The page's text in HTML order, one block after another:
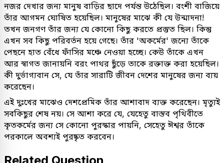
নজর দেখার জন্য মানুষ বাড়ির ছাদে পর্যন্ত উঠেছিল। বংশী বাজিয়ে
তাঁর আগমন ঘোষিত হয়েছিল। মানুষের মাঝে কী যে উন্মাদনা!
তখন জনগণ তাঁর জন্য যে কোনো কিছু করতে প্রস্তুত ছিল। কিন্তু
এখন সব কিছু পরিবর্তন হয়ে গেছে। তাঁর 'অকর্মের' জন্যে তাঁকে
পেছনে হাত বেঁধে ফাঁসির মঞ্চে নেওয়া হচ্ছে। কেউ তাঁকে এখন
আর স্বাগত জানায়নি বরং পাথর ছুঁড়ে তাকে রক্তাক্ত করা হয়েছিল।
কী দুর্ভাগ্যবান সে, যে তাঁর সারাটি জীবন দেশের মানুষের জন্য ব্যয়
করেছেন।
এই দুঃখের মাঝেও দেশপ্রেমিক তাঁর আশাবাদ ব্যক্ত করেছেন। মৃত্যুই
সবকিছুর শেষ নয়। সে আশা করে যে, যেহেতু বাস্তব পৃথিবীতে
কৃতকর্মের জন্য সে কোনো পুরস্কার পায়নি, সেহেতু ঈশ্বর তাঁকে
পরকালে অবশ্যই পুরষ্কৃত করবেন।
Related Question